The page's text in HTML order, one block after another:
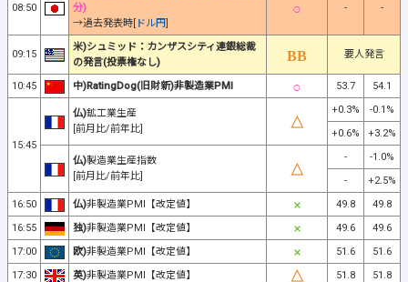
08:50
分)
→過去発表時[ ドル円]
- -
09:15
米)シュミッド：カンザスシティ連銀総裁
の発言(投票権なし)
要人発言
10:45 中)RatingDog(旧財新)非製造業PMI 53.7 54.1
15:45
仏)鉱工業生産
[前月比/前年比]
+0.3%
-0.1%
+0.6%
+3.2%
仏)製造業生産指数
[前月比/前年比]
-
-1.0%
-
+2.5%
16:50
仏)非製造業PMI【改定値】 49.8
49.8
16:55
独)非製造業PMI【改定値】 49.6
49.6
17:00
欧)非製造業PMI【改定値】 51.6
51.6
17:30
英)非製造業PMI【改定値】 51.8 51.8